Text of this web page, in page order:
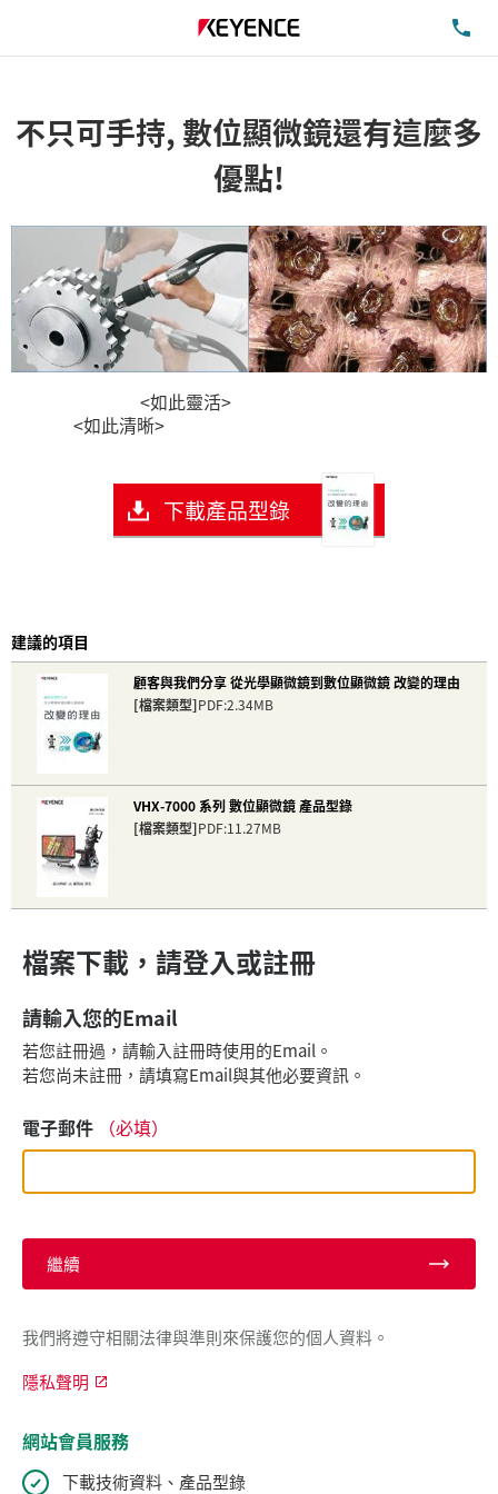
不只可手持, 數位顯微鏡還有這麼多
優點!
<如此靈活>
<如此清晰>
下載產品型錄
建議的項目
顧客與我們分享 從光學顯微鏡到數位顯微鏡 改變的理由
[檔案類型]PDF:2.34MB
VHX-7000 系列 數位顯微鏡 產品型錄
[檔案類型]PDF:11.27MB
檔案下載，請登入或註冊
請輸入您的Email
若您註冊過，請輸入註冊時使用的Email。
若您尚未註冊，請填寫Email與其他必要資訊。
電子郵件 （必填）
繼續
我們將遵守相關法律與準則來保護您的個人資料。
隱私聲明
網站會員服務
下載技術資料、產品型錄